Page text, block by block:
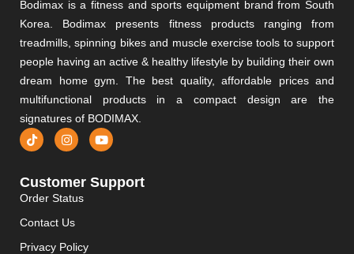
Bodimax is a fitness and sports equipment brand from South
Korea. Bodimax presents fitness products ranging from
treadmills, spinning bikes and muscle exercise tools to support
people having an active & healthy lifestyle by building their own
dream home gym. The best quality, affordable prices and
multifunctional products in a compact design are the
signatures of BODIMAX.
Customer Support
Order Status
Contact Us
Privacy Policy